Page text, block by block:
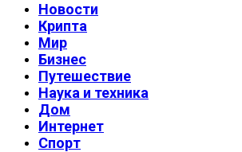
Новости
Крипта
Мир
Бизнес
Путешествие
Наука и техника
Дом
Интернет
Спорт